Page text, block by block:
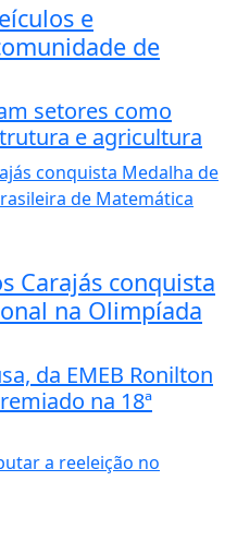
e
de
setores como
e agricultura
Carajás conquista
na Olimpíada
da EMEB Ronilton
na 18ª